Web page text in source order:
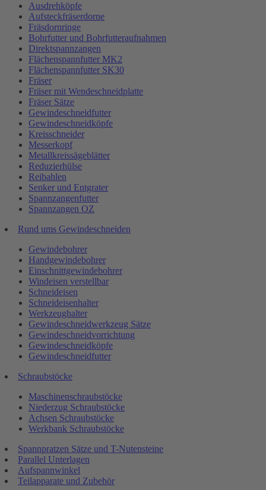
Ausdrehköpfe
Aufsteckfräserdorne
Fräsdornringe
Bohrfutter und Bohrfutteraufnahmen
Direktspannzangen
Flächenspannfutter MK2
Flächenspannfutter SK30
Fräser
Fräser mit Wendeschneidplatte
Fräser Sätze
Gewindeschneidfutter
Gewindeschneidköpfe
Kreisschneider
Messerkopf
Metallkreissägeblätter
Reduzierhülse
Reibahlen
Senker und Entgrater
Spannzangenfutter
Spannzangen OZ
Rund ums Gewindeschneiden
Gewindebohrer
Handgewindebohrer
Einschnittgewindebohrer
Windeisen verstellbar
Schneideisen
Schneideisenhalter
Werkzeughalter
Gewindeschneidwerkzeug Sätze
Gewindeschneidvorrichtung
Gewindeschneidköpfe
Gewindeschneidfutter
Schraubstöcke
Maschinenschraubstöcke
Niederzug Schraubstöcke
Achsen Schraubstöcke
Werkbank Schraubstöcke
Spannpratzen Sätze und T-Nutensteine
Parallel Unterlagen
Aufspannwinkel
Teilapparate und Zubehör